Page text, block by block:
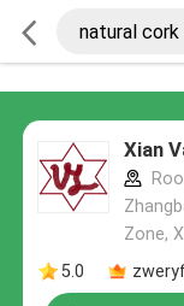
Xian
Zone,
5.0